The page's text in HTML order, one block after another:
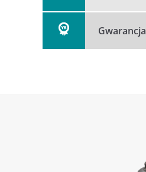
Gwarancja